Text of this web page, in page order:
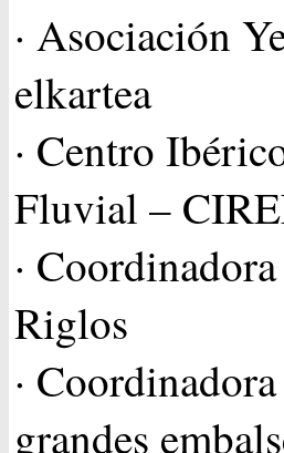
· Asociación
elkartea
· Centro
Fluvial –
·
Riglos
·
grandes